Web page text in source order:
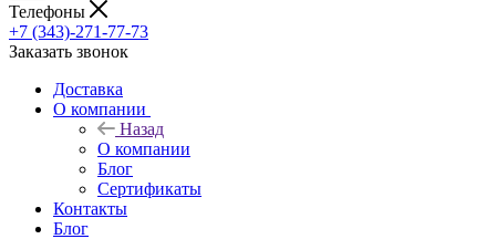
Телефоны
+7 (343)-271-77-73
Заказать звонок
Доставка
О компании
Назад
О компании
Блог
Сертификаты
Контакты
Блог